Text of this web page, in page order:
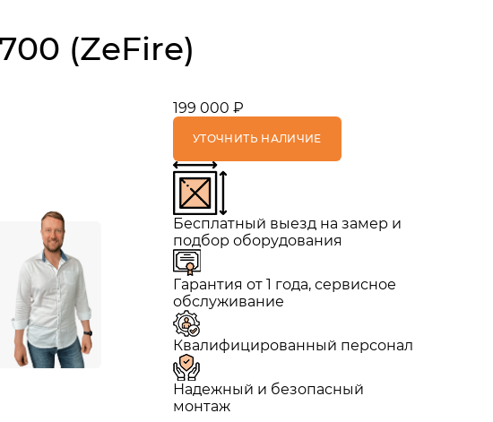
(ZeFire)
199 000 ₽
УТОЧНИТЬ НАЛИЧИЕ
Бесплатный выезд на замер и
подбор оборудования
Гарантия от 1 года, сервисное
обслуживание
Квалифицированный персонал
Надежный и безопасный
монтаж